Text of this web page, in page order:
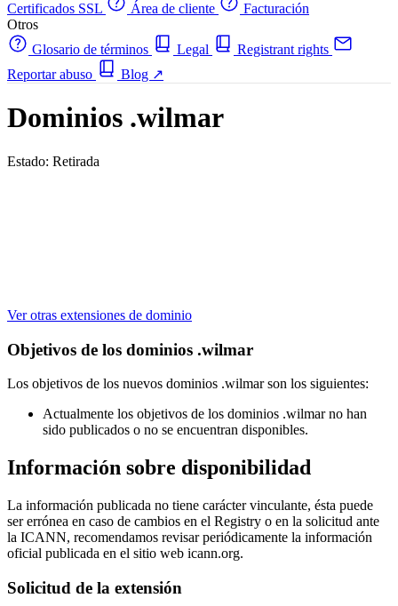
Certificados SSL
Área de cliente
Facturación
Otros
Glosario de términos
Legal
Registrant rights
Reportar abuso
Blog ↗
Dominios .wilmar
Estado: Retirada
Ver otras extensiones de dominio
Objetivos de los dominios .wilmar
Los objetivos de los nuevos dominios .wilmar son los siguientes:
Actualmente los objetivos de los dominios .wilmar no han
sido publicados o no se encuentran disponibles.
Información sobre disponibilidad
La información publicada no tiene carácter vinculante, ésta puede
ser errónea en caso de cambios en el Registry o en la solicitud ante
la ICANN, recomendamos revisar periódicamente la información
oficial publicada en el sitio web icann.org.
Solicitud de la extensión